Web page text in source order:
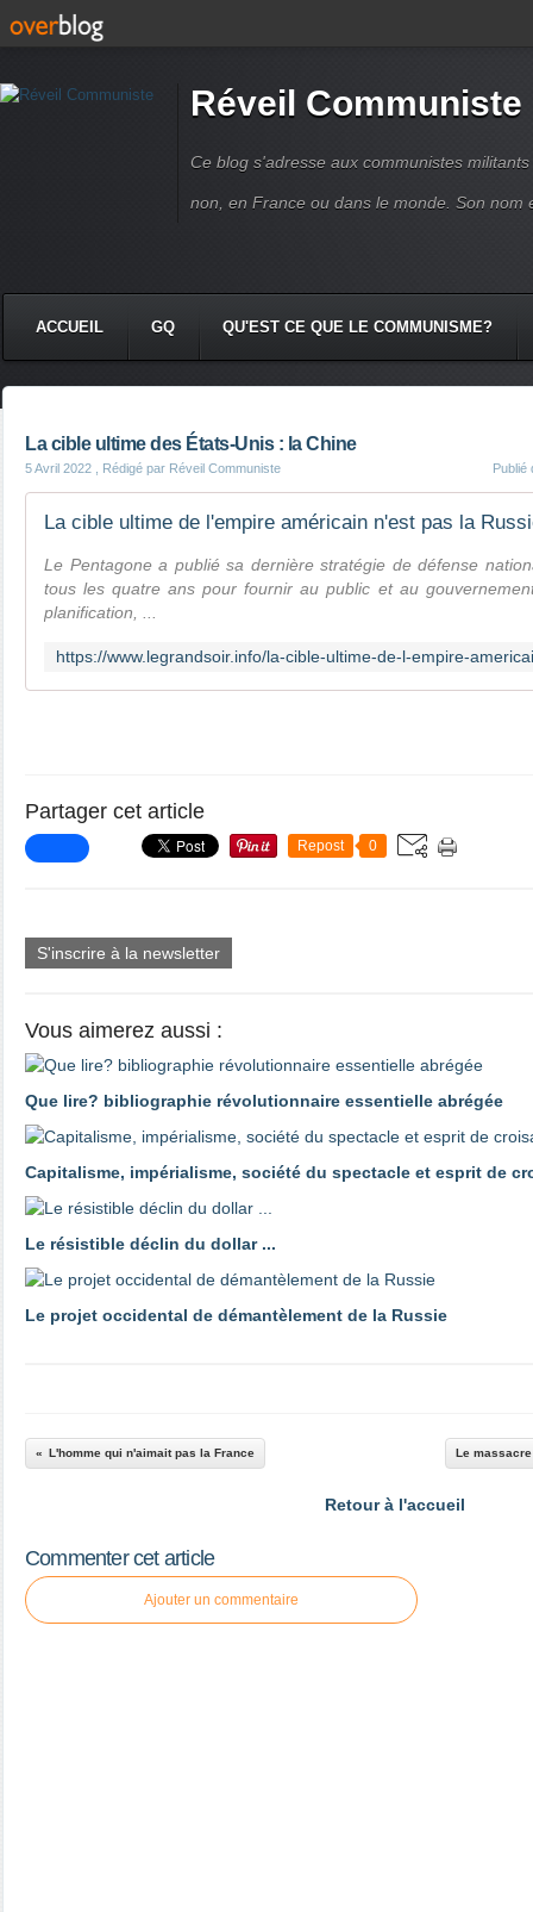
Réveil Communiste
Ce blog s'adresse aux communistes
non, en France ou dans le monde. Son nom
ACCUEIL GQ QU'EST CE QUE LE COMMUNISME?
La cible ultime des États-Unis : la Chine
5 Avril 2022 , Rédigé par Réveil Communiste Publié
Le Pentagone a publié sa dernière stratégie de défense
tous les quatre ans pour fournir au public et au
planification, ...
Partager cet article
Repost 0
S'inscrire à la newsletter
Vous aimerez aussi :
Que lire? bibliographie révolutionnaire essentielle abrégée
Capitalisme, impérialisme, société du spectacle et esprit de
Le résistible déclin du dollar ...
Le projet occidental de démantèlement de la Russie
L'homme qui n'aimait pas la France Le
Retour à l'accueil
Commenter cet article
Ajouter un commentaire